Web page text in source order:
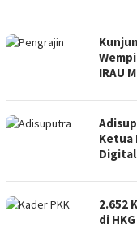
IRAU
Ketua
Digital
2.652
di